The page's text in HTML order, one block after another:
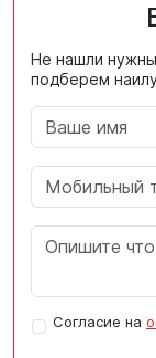
Не нашли
подберем
Согласие на